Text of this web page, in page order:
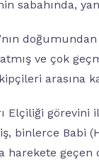
sabahında,
ve çok
arasına
Elçiliği
binlerce Babi
harekete